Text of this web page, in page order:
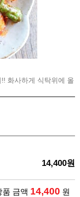
화사하게 식탁위에 올
14,400원
품 금액 14,400 원